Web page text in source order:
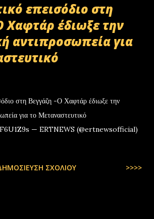
επεισόδιο στη
Χαφτάρ έδιωξε την
αντιπροσωπεία για
στη Βεγγάζη -Ο Χαφτάρ έδιωξε την
για το Μεταναστευτικό
— ERTNEWS (@ertnewsofficial)
ΣΧΟΛΊΟΥ >>>>